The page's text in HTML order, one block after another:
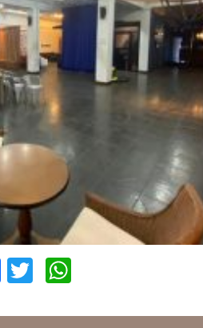
Facebook
Twitter